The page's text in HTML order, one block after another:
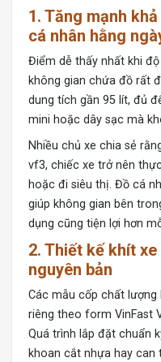
1. Tăng mạnh
cá nhân hằng
Điểm dễ thấy nhất khi
không gian chứa đồ rất
dung tích gần 95 lít, đủ
mini hoặc dây sạc mà
Nhiều chủ xe chia sẻ
vf3, chiếc xe trở nên
hoặc đi siêu thị. Đồ cá
giúp không gian bên
dụng cũng tiện lợi hơn
2. Thiết kế khít
nguyên bản
Các mẫu cốp chất
riêng theo form VinFast
Quá trình lắp đặt chuẩn
khoan cắt nhựa hay can